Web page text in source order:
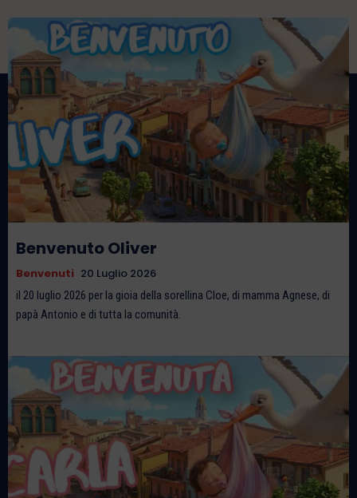
Benvenuto Oliver
Benvenuti 20 Luglio 2026
il 20 luglio 2026 per la gioia della sorellina Cloe, di mamma Agnese, di
papà Antonio e di tutta la comunità.